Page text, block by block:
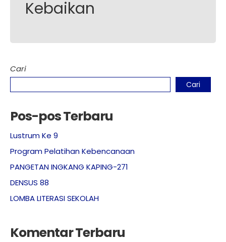
Kebaikan
Cari
Cari
Pos-pos Terbaru
Lustrum Ke 9
Program Pelatihan Kebencanaan
PANGETAN INGKANG KAPING-271
DENSUS 88
LOMBA LITERASI SEKOLAH
Komentar Terbaru